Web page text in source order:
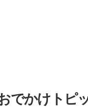
でかけトピ